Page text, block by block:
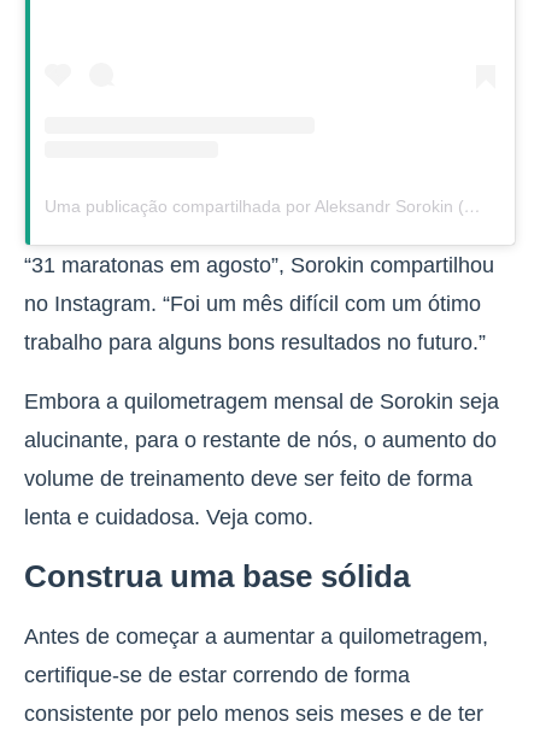
Uma publicação compartilhada por Aleksandr Sorokin (@ultrarunner_aleksandr_sorokin)
“31 maratonas em agosto”, Sorokin compartilhou
no Instagram. “Foi um mês difícil com um ótimo
trabalho para alguns bons resultados no futuro.”
Embora a quilometragem mensal de Sorokin seja
alucinante, para o restante de nós, o aumento do
volume de treinamento deve ser feito de forma
lenta e cuidadosa. Veja como.
Construa uma base sólida
Antes de começar a aumentar a quilometragem,
certifique-se de estar correndo de forma
consistente por pelo menos seis meses e de ter